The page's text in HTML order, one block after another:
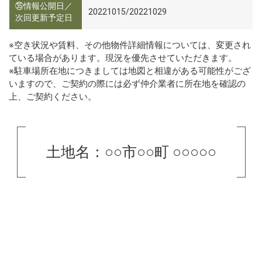
㉟情報公開日／
次回更新予定日
20221015/20221029
※空き状況や賃料、その他物件詳細情報については、変更され
ている場合があります。現況を優先させていただきます。
※駐車場所在地につきましては地図と相違がある可能性がござ
いますので、ご契約の際には必ず仲介業者に所在地を確認の
上、ご契約ください。
土地名：○○市○○町 ○○○○○